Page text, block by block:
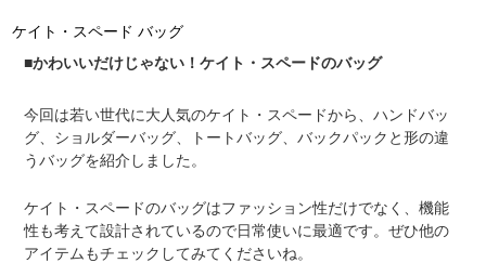
ケイト・スペード バッグ
■かわいいだけじゃない！ケイト・スペードのバッグ
今回は若い世代に大人気のケイト・スペードから、ハンドバッ
グ、ショルダーバッグ、トートバッグ、バックパックと形の違
うバッグを紹介しました。
ケイト・スペードのバッグはファッション性だけでなく、機能
性も考えて設計されているので日常使いに最適です。ぜひ他の
アイテムもチェックしてみてくださいね。